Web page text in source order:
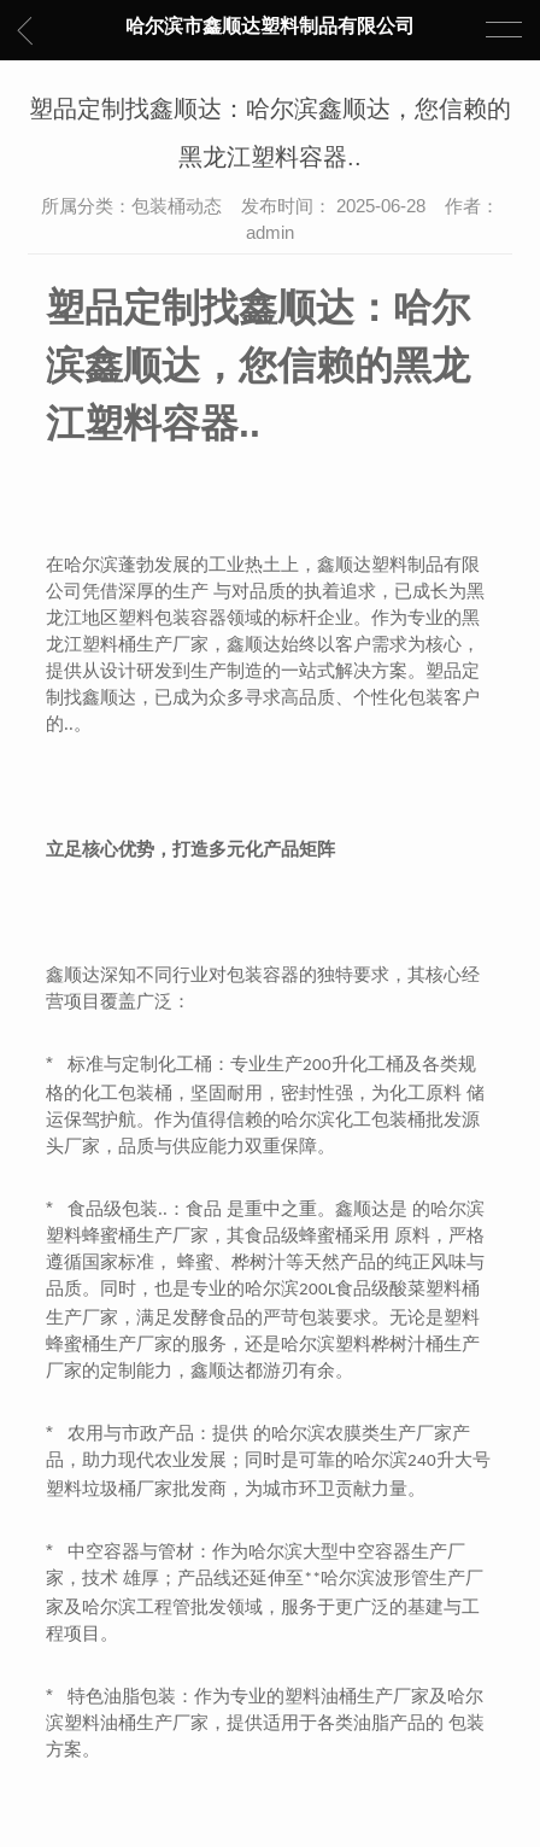
哈尔滨市鑫顺达塑料制品有限公司
塑品定制找鑫顺达：哈尔滨鑫顺达，您信赖的
黑龙江塑料容器..
所属分类：包装桶动态 发布时间： 2025-06-28 作者：
admin
塑品定制找鑫顺达：哈尔
滨鑫顺达，您信赖的黑龙
江塑料容器..
在哈尔滨蓬勃发展的工业热土上，鑫顺达塑料制品有限
公司凭借深厚的生产 与对品质的执着追求，已成长为黑
龙江地区塑料包装容器领域的标杆企业。作为专业的黑
龙江塑料桶生产厂家，鑫顺达始终以客户需求为核心，
提供从设计研发到生产制造的一站式解决方案。塑品定
制找鑫顺达，已成为众多寻求高品质、个性化包装客户
的..。
立足核心优势，打造多元化产品矩阵
鑫顺达深知不同行业对包装容器的独特要求，其核心经
营项目覆盖广泛：
*标准与定制化工桶：专业生产200升化工桶及各类规
格的化工包装桶，坚固耐用，密封性强，为化工原料 储
运保驾护航。作为值得信赖的哈尔滨化工包装桶批发源
头厂家，品质与供应能力双重保障。
*食品级包装..：食品 是重中之重。鑫顺达是 的哈尔滨
塑料蜂蜜桶生产厂家，其食品级蜂蜜桶采用 原料，严格
遵循国家标准， 蜂蜜、桦树汁等天然产品的纯正风味与
品质。同时，也是专业的哈尔滨200L食品级酸菜塑料桶
生产厂家，满足发酵食品的严苛包装要求。无论是塑料
蜂蜜桶生产厂家的服务，还是哈尔滨塑料桦树汁桶生产
厂家的定制能力，鑫顺达都游刃有余。
* 农用与市政产品：提供 的哈尔滨农膜类生产厂家产
品，助力现代农业发展；同时是可靠的哈尔滨240升大号
塑料垃圾桶厂家批发商，为城市环卫贡献力量。
*中空容器与管材：作为哈尔滨大型中空容器生产厂
家，技术 雄厚；产品线还延伸至 **哈尔滨波形管生产厂
家及哈尔滨工程管批发领域，服务于更广泛的基建与工
程项目。
*特色油脂包装：作为专业的塑料油桶生产厂家及哈尔
滨塑料油桶生产厂家，提供适用于各类油脂产品的 包装
方案。